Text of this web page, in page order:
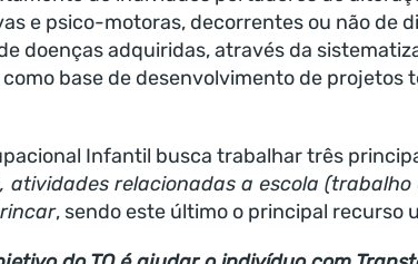
e psico-motoras, decorrentes ou não de
doenças adquiridas, através da
base de desenvolvimento de projetos
Infantil busca trabalhar três
atividades relacionadas a escola
, sendo este último o principal recurso